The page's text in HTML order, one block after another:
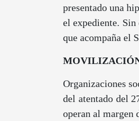
presentado una
el expediente. Sin
que acompaña el
Organizaciones
del atentado del
operan al margen